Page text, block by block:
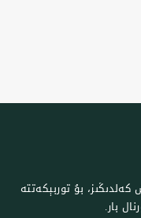
بۇ توربېكەتتە
بار.